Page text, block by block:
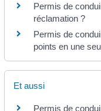
Permis de
réclamation ?
Permis de
points en une
Et aussi
Permis de